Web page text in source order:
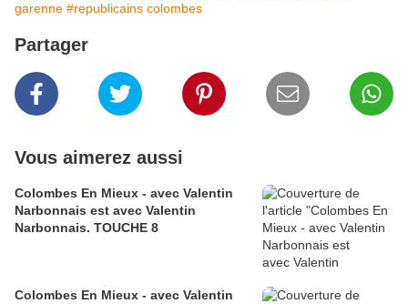
garenne #republicains colombes
Partager
Vous aimerez aussi
Colombes En Mieux - avec Valentin
Narbonnais est avec Valentin
Narbonnais. TOUCHE 8
Colombes En Mieux - avec Valentin